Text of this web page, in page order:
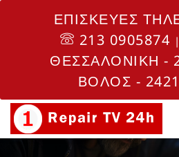
ΕΠΙΣΚΕΥΕΣ
213 0905874 |
ΘΕΣΣΑΛΟΝΙΚΗ -
ΒΟΛΟΣ -